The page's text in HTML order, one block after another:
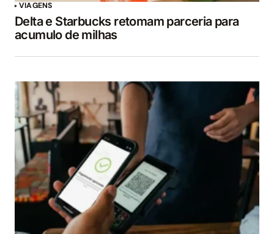
VIAGENS
Delta e Starbucks retomam parceria para
acumulo de milhas